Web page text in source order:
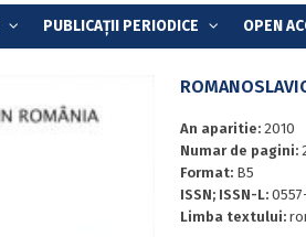
PUBLICAȚII PERIODICE OPEN
An aparitie: 2010
Numar de pagini:
Format: B5
ISSN; ISSN-L:
Limba textului: